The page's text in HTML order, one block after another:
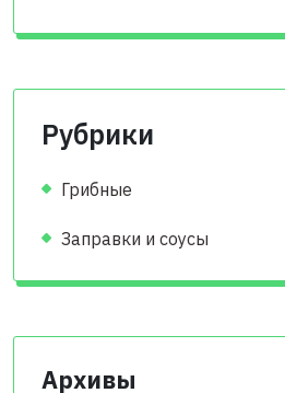
Рубрики
Грибные
Заправки и соусы
Архивы